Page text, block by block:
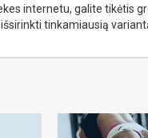
internetu, galite tikėtis
tinkamiausią